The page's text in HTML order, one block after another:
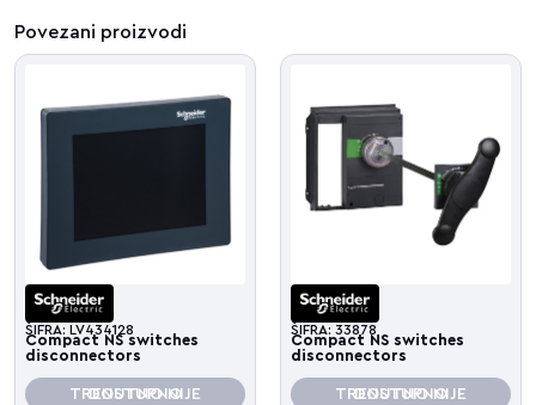
Povezani proizvodi
ŠIFRA: LV434128
Compact NS switches
disconnectors
TRENUTNO NIJE DOSTUPNO
ŠIFRA: 33878
Compact NS switches
disconnectors
TRENUTNO NIJE DOSTUPNO